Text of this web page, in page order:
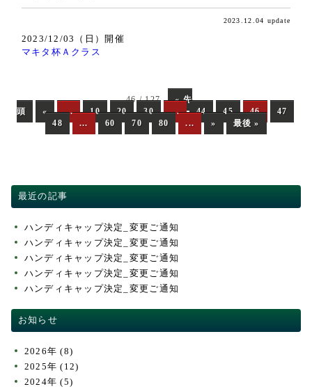
2023.12.04 update
2023/12/03（日）開催
マキタ杯Ａクラス
46 / 127
« 先
頭
« ... 10 20 30 ... 44 45 46
47
48
... 60 70 80 ... » 最後 »
最近の記事
ハンディキャップ決定_変更ご通知
ハンディキャップ決定_変更ご通知
ハンディキャップ決定_変更ご通知
ハンディキャップ決定_変更ご通知
ハンディキャップ決定_変更ご通知
お知らせ
2026年 (8)
2025年 (12)
2024年 (5)